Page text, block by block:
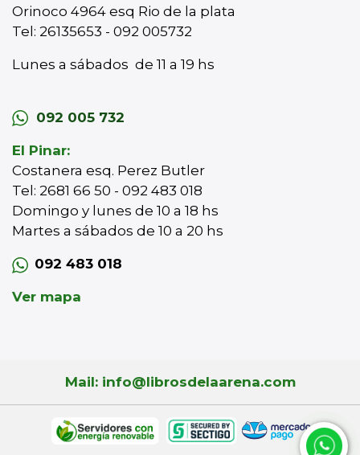
Orinoco 4964 esq Rio de la plata
Tel: 26135653 - 092 005732
Lunes a sábados de 11 a 19 hs
092 005 732
El Pinar:
Costanera esq. Perez Butler
Tel: 2681 66 50 - 092 483 018
Domingo y lunes de 10 a 18 hs
Martes a sábados de 10 a 20 hs
092 483 018
Ver mapa
Mail: info@librosdelaarena.com